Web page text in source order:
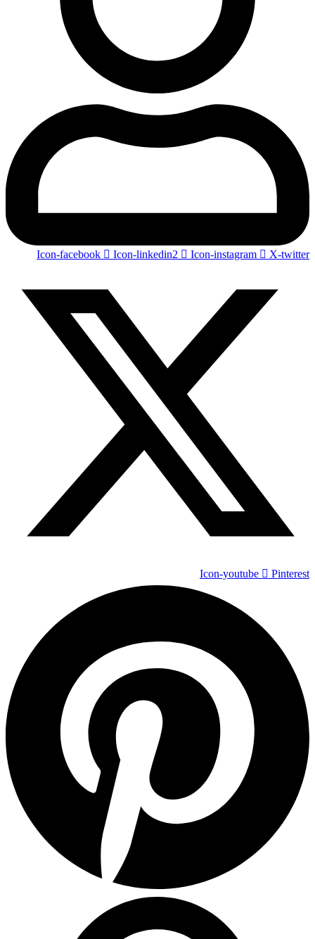
Icon-facebook Icon-linkedin2 Icon-instagram X-twitter
Icon-youtube Pinterest